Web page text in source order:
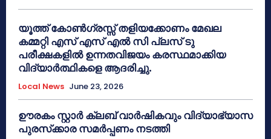
യൂത്ത് കോൺഗ്രസ്സ് തളിയക്കോണം മേഖല
കമ്മറ്റി എസ് എസ് എൽ സി പ്ലസ് ടു
പരീക്ഷകളിൽ ഉന്നതവിജയം കരസ്ഥമാക്കിയ
വിദ്യാർത്ഥികളെ ആദരിച്ചു.
Local News June 23, 2026
ഊരകം സ്റ്റാർ ക്ലബ് വാർഷികവും വിദ്യാഭ്യാസ
പുരസ്‌ക്കാര സമർപ്പണം നടത്തി